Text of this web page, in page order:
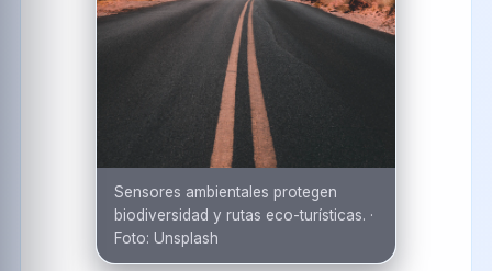
Sensores ambientales protegen
biodiversidad y rutas eco-turísticas. ·
Foto: Unsplash